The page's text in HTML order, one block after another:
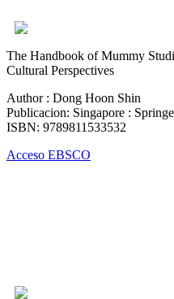
The Handbook of Mummy
Cultural Perspectives
Author : Dong Hoon Shin
Publicacion: Singapore :
ISBN: 9789811533532
Acceso EBSCO